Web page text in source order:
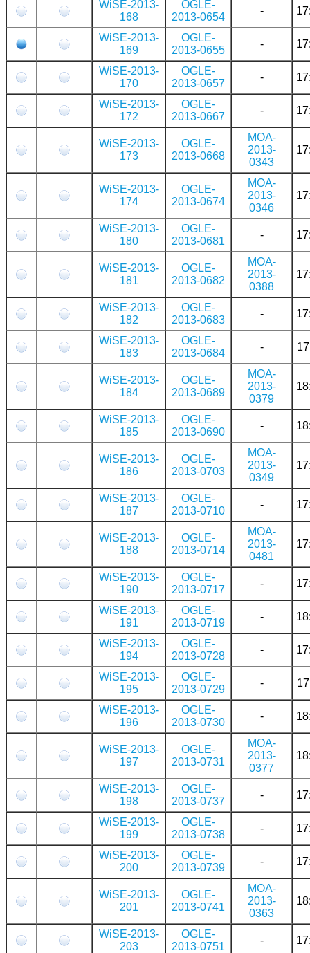
WiSE-2013-
168
OGLE-
2013-0654
-
WiSE-2013-
169
OGLE-
2013-0655
-
WiSE-2013-
170
OGLE-
2013-0657
-
WiSE-2013-
172
OGLE-
2013-0667
-
WiSE-2013-
173
OGLE-
2013-0668
MOA-
2013-
0343
WiSE-2013-
174
OGLE-
2013-0674
MOA-
2013-
0346
WiSE-2013-
180
OGLE-
2013-0681
-
WiSE-2013-
181
OGLE-
2013-0682
MOA-
2013-
0388
WiSE-2013-
182
OGLE-
2013-0683
-
WiSE-2013-
183
OGLE-
2013-0684
-
WiSE-2013-
184
OGLE-
2013-0689
MOA-
2013-
0379
WiSE-2013-
185
OGLE-
2013-0690
-
WiSE-2013-
186
OGLE-
2013-0703
MOA-
2013-
0349
WiSE-2013-
187
OGLE-
2013-0710
-
WiSE-2013-
188
OGLE-
2013-0714
MOA-
2013-
0481
WiSE-2013-
190
OGLE-
2013-0717
-
WiSE-2013-
191
OGLE-
2013-0719
-
WiSE-2013-
194
OGLE-
2013-0728
-
WiSE-2013-
195
OGLE-
2013-0729
-
WiSE-2013-
196
OGLE-
2013-0730
-
WiSE-2013-
197
OGLE-
2013-0731
MOA-
2013-
0377
WiSE-2013-
198
OGLE-
2013-0737
-
WiSE-2013-
199
OGLE-
2013-0738
-
WiSE-2013-
200
OGLE-
2013-0739
-
WiSE-2013-
201
OGLE-
2013-0741
MOA-
2013-
0363
WiSE-2013-
203
OGLE-
2013-0751
-